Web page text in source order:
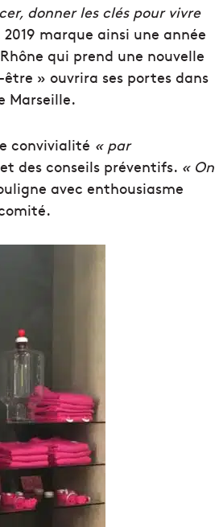
donner les clés pour vivre
2019 marque ainsi une année
qui prend une nouvelle
» ouvrira ses portes dans
Marseille.
convivialité « par
des conseils préventifs. « On
avec enthousiasme